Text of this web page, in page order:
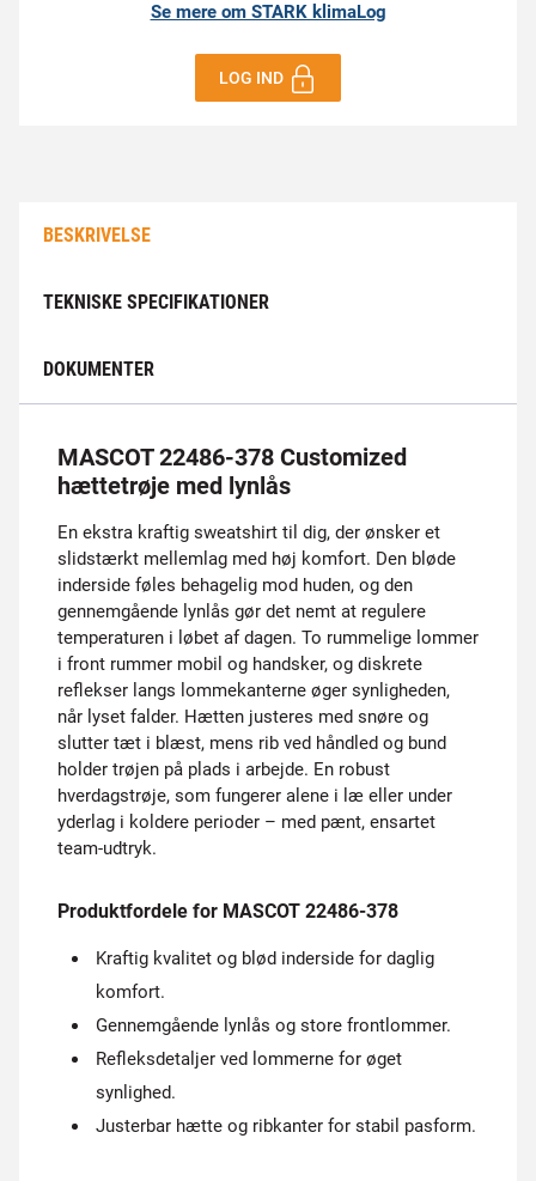
Se mere om STARK klimaLog
LOG IND
BESKRIVELSE
TEKNISKE SPECIFIKATIONER
DOKUMENTER
MASCOT 22486-378 Customized
hættetrøje med lynlås
En ekstra kraftig sweatshirt til dig, der ønsker et
slidstærkt mellemlag med høj komfort. Den bløde
inderside føles behagelig mod huden, og den
gennemgående lynlås gør det nemt at regulere
temperaturen i løbet af dagen. To rummelige lommer
i front rummer mobil og handsker, og diskrete
reflekser langs lommekanterne øger synligheden,
når lyset falder. Hætten justeres med snøre og
slutter tæt i blæst, mens rib ved håndled og bund
holder trøjen på plads i arbejde. En robust
hverdagstrøje, som fungerer alene i læ eller under
yderlag i koldere perioder – med pænt, ensartet
team-udtryk.
Produktfordele for MASCOT 22486-378
Kraftig kvalitet og blød inderside for daglig
komfort.
Gennemgående lynlås og store frontlommer.
Refleksdetaljer ved lommerne for øget
synlighed.
Justerbar hætte og ribkanter for stabil pasform.